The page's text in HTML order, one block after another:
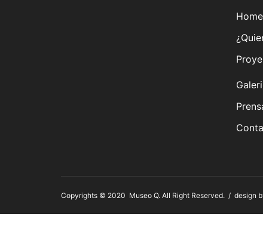
Home
Copyrights © 2020 Museo Q. All Right Reserved. / design